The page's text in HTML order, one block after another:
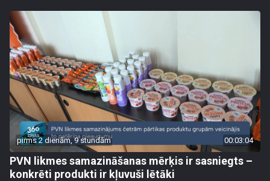
pirms 2 dienām, 9 stundām 00:03:04
PVN likmes samazināšanas mērķis ir sasniegts –
konkrēti produkti ir kļuvuši lētāki